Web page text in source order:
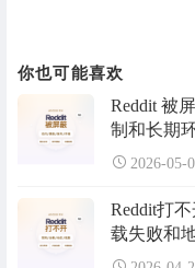
你也可能喜欢
Reddit 被
制和长期
2026-05-
Reddit打
载失败和